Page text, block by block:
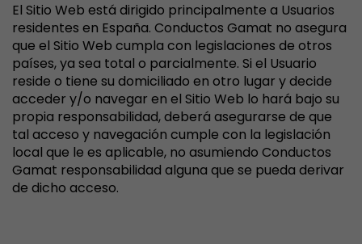
El Sitio Web está dirigido principalmente a Usuarios
residentes en España. Conductos Gamat no asegura
que el Sitio Web cumpla con legislaciones de otros
países, ya sea total o parcialmente. Si el Usuario
reside o tiene su domiciliado en otro lugar y decide
acceder y/o navegar en el Sitio Web lo hará bajo su
propia responsabilidad, deberá asegurarse de que
tal acceso y navegación cumple con la legislación
local que le es aplicable, no asumiendo Conductos
Gamat responsabilidad alguna que se pueda derivar
de dicho acceso.